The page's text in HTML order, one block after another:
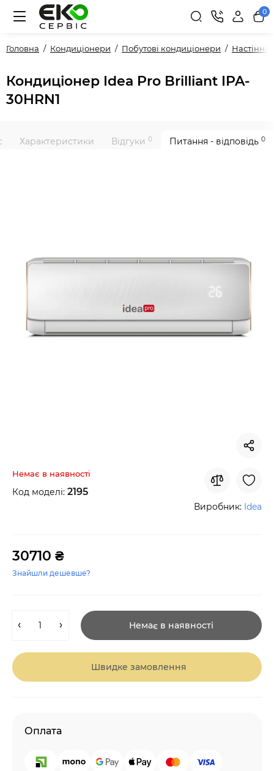
0
Головна Кондиціонери Побутові кондиціонери Настінні
Кондиціонер Idea Pro Brilliant IPA-
30HRN1
Характеристики Відгуки 0 Питання - відповідь 0
Немає в наявності
Код моделі: 2195
Виробник: Idea
30710 ₴
Знайшли дешевше?
Немає в наявності
Швидке замовлення
Оплата